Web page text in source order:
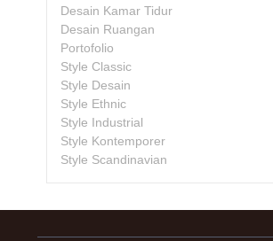
Desain Kamar Tidur
Desain Ruangan
Portofolio
Style Classic
Style Desain
Style Ethnic
Style Industrial
Style Kontemporer
Style Scandinavian